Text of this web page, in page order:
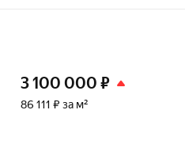
3 100 000 ₽
86 111 ₽ за м²